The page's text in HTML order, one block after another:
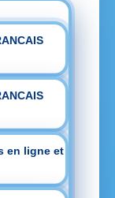
en ligne et